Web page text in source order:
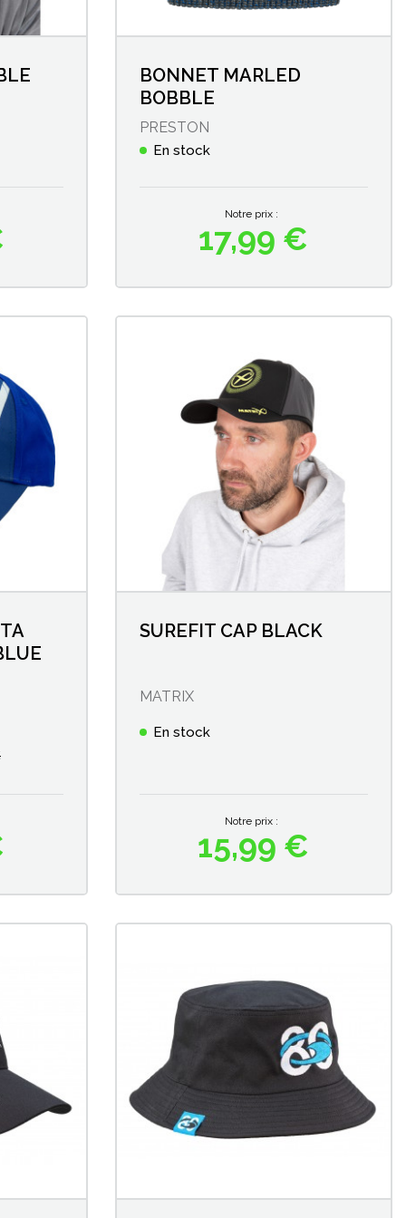
BONNET MARLED
BOBBLE
PRESTON
En stock
Prix
Notre prix :
17,99 €
SUREFIT CAP BLACK
MATRIX
En stock
Prix
Notre prix :
15,99 €